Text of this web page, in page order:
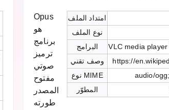
امتداد الملف
نوع الملف
البرامج
VLC media
وصف تقني
https://
نوع MIME
audio/
المطوّر
Opus
هو
برنامج
ترميز
صوتي
مفتوح
المصدر
طورته